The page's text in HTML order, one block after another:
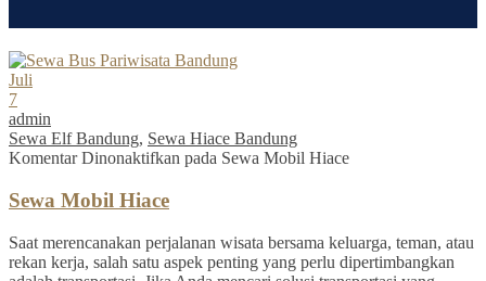
Juli
7
admin
Sewa Elf Bandung, Sewa Hiace Bandung
Komentar Dinonaktifkan pada Sewa Mobil Hiace
Sewa Mobil Hiace
Saat merencanakan perjalanan wisata bersama keluarga, teman, atau
rekan kerja, salah satu aspek penting yang perlu dipertimbangkan